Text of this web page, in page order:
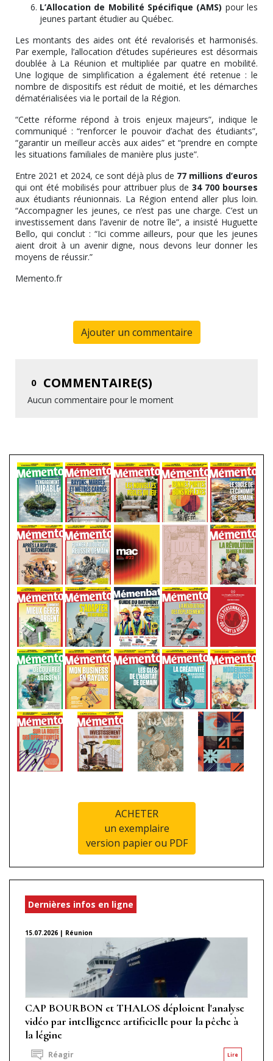
L’Allocation de Mobilité Spécifique (AMS) pour les
jeunes partant étudier au Québec.
Les montants des aides ont été revalorisés et harmonisés.
Par exemple, l’allocation d’études supérieures est désormais
doublée à La Réunion et multipliée par quatre en mobilité.
Une logique de simplification a également été retenue : le
nombre de dispositifs est réduit de moitié, et les démarches
dématérialisées via le portail de la Région.
“Cette réforme répond à trois enjeux majeurs”, indique le
communiqué : “renforcer le pouvoir d’achat des étudiants”,
“garantir un meilleur accès aux aides” et “prendre en compte
les situations familiales de manière plus juste”.
Entre 2021 et 2024, ce sont déjà plus de 77 millions d’euros
qui ont été mobilisés pour attribuer plus de 34 700 bourses
aux étudiants réunionnais. La Région entend aller plus loin.
“Accompagner les jeunes, ce n’est pas une charge. C’est un
investissement dans l’avenir de notre île”, a insisté Huguette
Bello, qui conclut : “Ici comme ailleurs, pour que les jeunes
aient droit à un avenir digne, nous devons leur donner les
moyens de réussir.”
Memento.fr
Ajouter un commentaire
0 COMMENTAIRE(S)
Aucun commentaire pour le moment
ACHETER
un exemplaire
version papier ou PDF
Dernières infos en ligne
15.07.2026 | Réunion
CAP BOURBON et THALOS déploient l'analyse
vidéo par intelligence artificielle pour la pêche à
la légine
Lire
Réagir